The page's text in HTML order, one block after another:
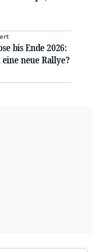
bis Ende 2026:
neue Rallye?